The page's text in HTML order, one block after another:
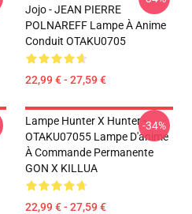
Jojo - JEAN PIERRE
POLNAREFF Lampe À Anime
Conduit OTAKU0705
22,99 € - 27,59 €
Lampe Hunter X Hunter -
OTAKU07055 Lampe D'anime
À Commande Permanente
GON X KILLUA
22,99 € - 27,59 €
-34%